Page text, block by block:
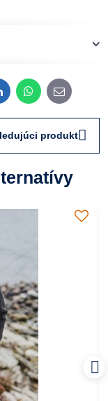
WhatsApp
E-
mail
produkt